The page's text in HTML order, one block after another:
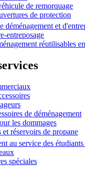
de remorquage
de protection
déménagement et
entreposage
réutilisables
de déménagement
les dommages
et réservoirs de propane
au service des
spéciales